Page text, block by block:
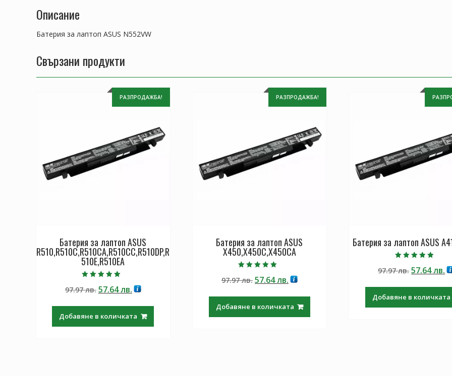
Описание
Батерия за лаптоп ASUS N552VW
Свързани продукти
РАЗПРОДАЖБА!
Батерия за лаптоп ASUS
R510,R510C,R510CA,R510CC,R510DP,R
510E,R510EA
5.00
от 5
97.97лв. Original
97.97 лв..
57.64лв.Текущата
57.64 лв..
Добавяне в количката
РАЗПРОДАЖБА!
Батерия за лаптоп ASUS
X450,X450C,X450CA
5.00
от 5
97.97лв. Original
97.97 лв..
57.64лв.Текущата
57.64 лв..
Добавяне в количката
Батерия за лаптоп ASUS
5.00
от 5
97.97лв. Original
97.97 лв..
57.64лв.
Добавяне в количката